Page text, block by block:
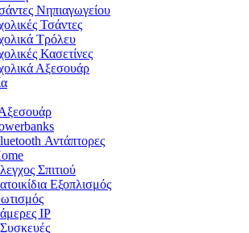
Νηπιαγωγείου
Τσάντες
Τρόλευ
Κασετίνες
Αξεσουάρ
Αντάπτορες
Σπιτιού
Εξοπλισμός
IP